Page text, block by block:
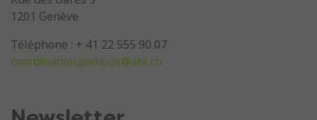
1201 Genève
Téléphone : + 41 22 555 90 07
coordination.pedibus@ate.ch